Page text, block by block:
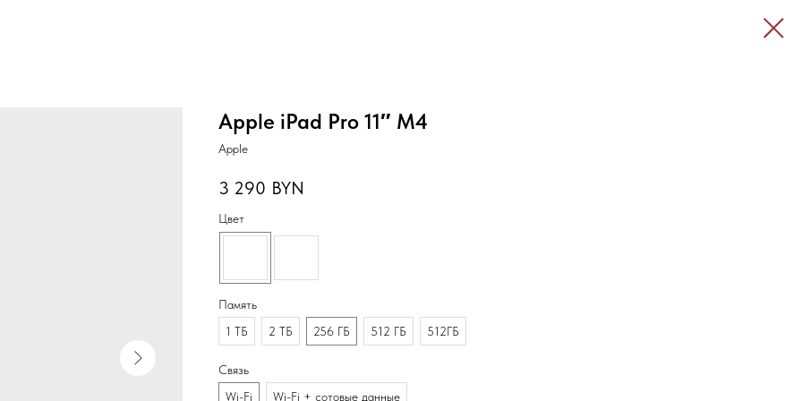
Apple iPad Pro 11″ M4
Apple
3 290 BYN
Цвет
Память
1 ТБ
2 ТБ 256 ГБ 512 ГБ 512ГБ
Связь
Wi-Fi
Wi-Fi + сотовые данные